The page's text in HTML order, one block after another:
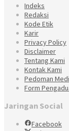
Indeks
Redaksi
Kode Etik
Karir
Privacy Policy
Disclaimer
Tentang Kami
Kontak Kami
Pedoman
Form
Jaringan Social
Facebook